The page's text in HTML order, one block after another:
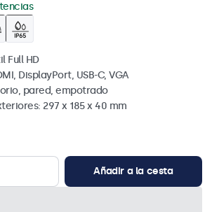
Full HD
DisplayPort, USB-C, VGA
pared, empotrado
297 x 185 x 40 mm
Añadir a la cesta